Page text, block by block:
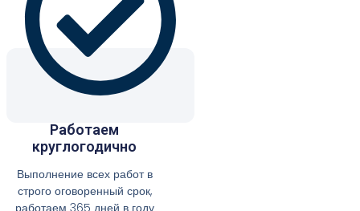
Работаем
круглогодично
Выполнение всех работ в
строго оговоренный срок,
работаем 365 дней в году